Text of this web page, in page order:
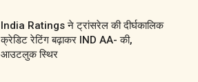
India Ratings ने ट्रांसरेल की दीर्घकालिक
क्रेडिट रेटिंग बढ़ाकर IND AA- की,
आउटलुक स्थिर